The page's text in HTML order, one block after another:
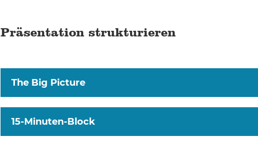
Präsentation strukturieren
The Big Picture
15-Minuten-Block